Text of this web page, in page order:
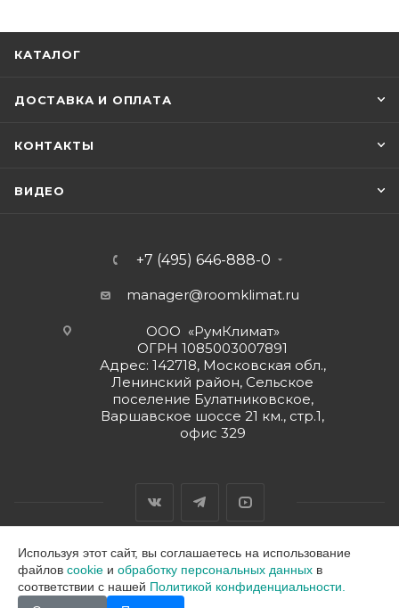
КАТАЛОГ
ДОСТАВКА И ОПЛАТА
КОНТАКТЫ
ВИДЕО
+7 (495) 646-888-0
manager@roomklimat.ru
ООО «РумКлимат»
ОГРН 1085003007891
Адрес: 142718, Московская обл.,
Ленинский район, Сельское
поселение Булатниковское,
Варшавское шоссе 21 км., стр.1,
офис 329
2026 © ООО "РумКлимат"
Используя этот сайт, вы соглашаетесь на использование
файлов cookie и обработку персональных данных в
соответствии с нашей Политикой конфиденциальности.